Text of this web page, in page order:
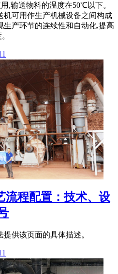
,输送物料的温度在50℃以下。
机可用作生产机械设备之间构成
生产环节的连续性和自动化,提高
流程配置：技术、设
供该页面的具体描述。